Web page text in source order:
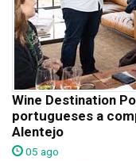
Wine Destination
portugueses a
Alentejo
05 ago